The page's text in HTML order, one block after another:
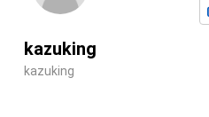
kazuking
kazuking